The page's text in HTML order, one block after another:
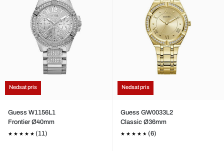
Nedsat pris
Guess W1156L1
Frontier Ø40mm
(11)
Nedsat pris
Guess GW0033L2
Classic Ø36mm
(6)